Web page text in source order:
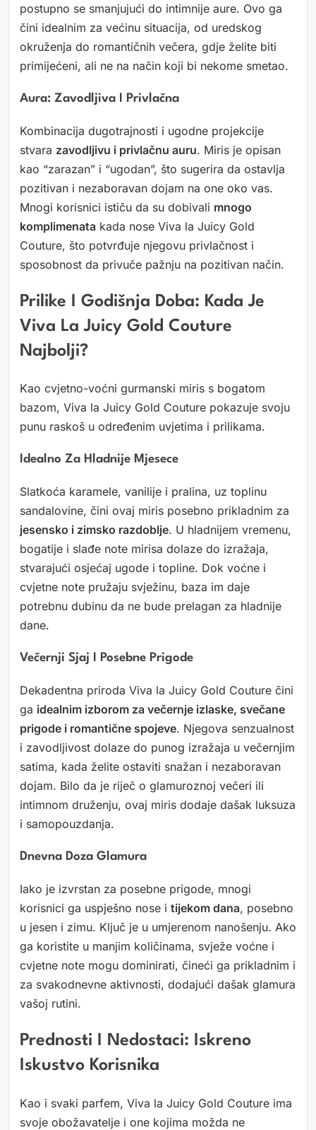
postupno se smanjujući do intimnije aure. Ovo ga
čini idealnim za većinu situacija, od uredskog
okruženja do romantičnih večera, gdje želite biti
primijećeni, ali ne na način koji bi nekome smetao.
Aura: Zavodljiva I Privlačna
Kombinacija dugotrajnosti i ugodne projekcije
stvara zavodljivu i privlačnu auru. Miris je opisan
kao “zarazan” i “ugodan”, što sugerira da ostavlja
pozitivan i nezaboravan dojam na one oko vas.
Mnogi korisnici ističu da su dobivali mnogo
komplimenata kada nose Viva la Juicy Gold
Couture, što potvrđuje njegovu privlačnost i
sposobnost da privuče pažnju na pozitivan način.
Prilike I Godišnja Doba: Kada Je
Viva La Juicy Gold Couture
Najbolji?
Kao cvjetno-voćni gurmanski miris s bogatom
bazom, Viva la Juicy Gold Couture pokazuje svoju
punu raskoš u određenim uvjetima i prilikama.
Idealno Za Hladnije Mjesece
Slatkoća karamele, vanilije i pralina, uz toplinu
sandalovine, čini ovaj miris posebno prikladnim za
jesensko i zimsko razdoblje. U hladnijem vremenu,
bogatije i slađe note mirisa dolaze do izražaja,
stvarajući osjećaj ugode i topline. Dok voćne i
cvjetne note pružaju svježinu, baza im daje
potrebnu dubinu da ne bude prelagan za hladnije
dane.
Večernji Sjaj I Posebne Prigode
Dekadentna priroda Viva la Juicy Gold Couture čini
ga idealnim izborom za večernje izlaske, svečane
prigode i romantične spojeve. Njegova senzualnost
i zavodljivost dolaze do punog izražaja u večernjim
satima, kada želite ostaviti snažan i nezaboravan
dojam. Bilo da je riječ o glamuroznoj večeri ili
intimnom druženju, ovaj miris dodaje dašak luksuza
i samopouzdanja.
Dnevna Doza Glamura
Iako je izvrstan za posebne prigode, mnogi
korisnici ga uspješno nose i tijekom dana, posebno
u jesen i zimu. Ključ je u umjerenom nanošenju. Ako
ga koristite u manjim količinama, svježe voćne i
cvjetne note mogu dominirati, čineći ga prikladnim i
za svakodnevne aktivnosti, dodajući dašak glamura
vašoj rutini.
Prednosti I Nedostaci: Iskreno
Iskustvo Korisnika
Kao i svaki parfem, Viva la Juicy Gold Couture ima
svoje obožavatelje i one kojima možda ne